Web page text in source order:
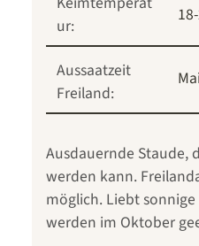
ur:
Aussaatzeit
Freiland:
Mai
Ausdauernde Staude,
werden kann.
möglich. Liebt
werden im Oktober